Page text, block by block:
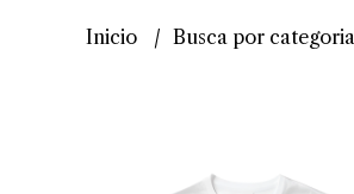
Inicio Busca por categoria